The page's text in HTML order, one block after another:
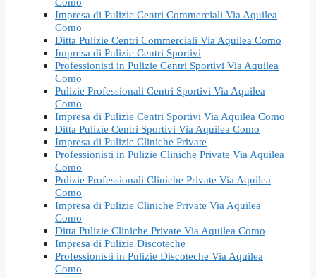
Impresa di Pulizie Centri Commerciali Via Aquilea
Como
Ditta Pulizie Centri Commerciali Via Aquilea Como
Impresa di Pulizie Centri Sportivi
Professionisti in Pulizie Centri Sportivi Via Aquilea
Como
Pulizie Professionali Centri Sportivi Via Aquilea
Como
Impresa di Pulizie Centri Sportivi Via Aquilea Como
Ditta Pulizie Centri Sportivi Via Aquilea Como
Impresa di Pulizie Cliniche Private
Professionisti in Pulizie Cliniche Private Via Aquilea
Como
Pulizie Professionali Cliniche Private Via Aquilea
Como
Impresa di Pulizie Cliniche Private Via Aquilea
Como
Ditta Pulizie Cliniche Private Via Aquilea Como
Impresa di Pulizie Discoteche
Professionisti in Pulizie Discoteche Via Aquilea
Como